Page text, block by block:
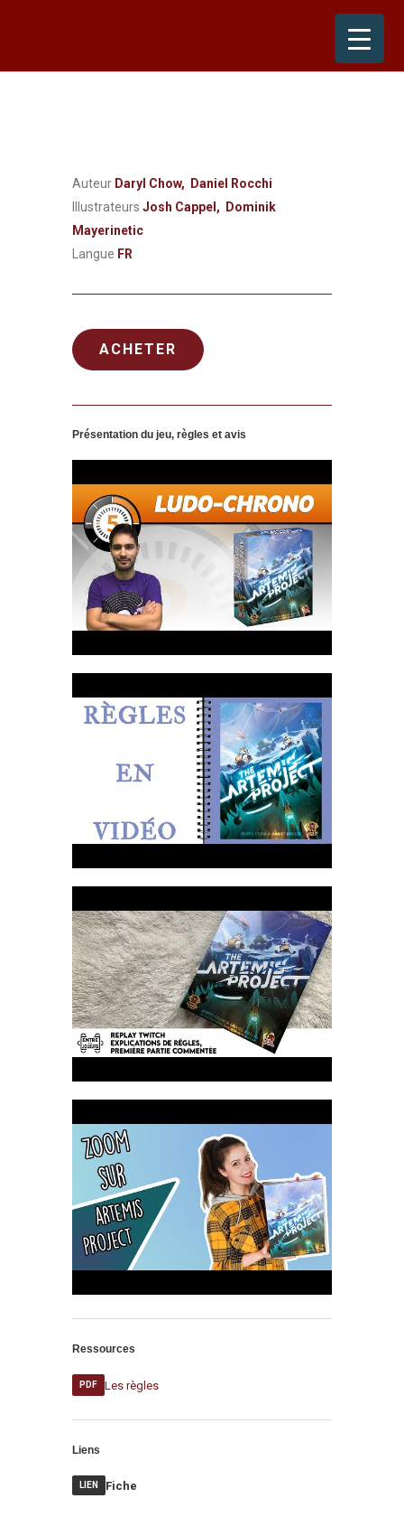
Auteur Daryl Chow, Daniel Rocchi
Illustrateurs Josh Cappel, Dominik
Mayerinetic
Langue FR
ACHETER
Présentation du jeu, règles et avis
Ressources
PDF Les règles
Liens
LIEN Fiche